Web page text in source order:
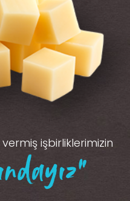
işbirliklerimizin